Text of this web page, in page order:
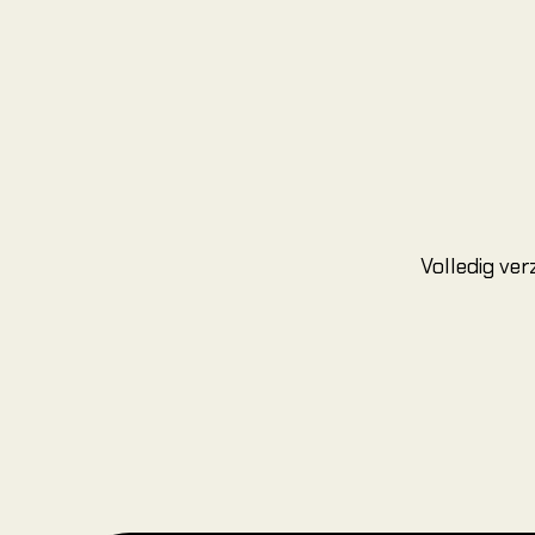
Volledig